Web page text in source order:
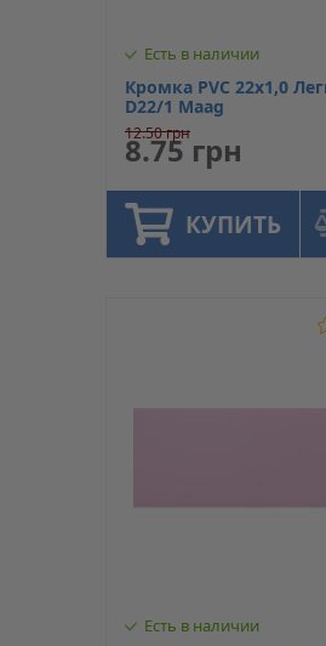
Есть в наличии
Кромка PVC 22х1,0
D22/1 Maag
12.50 грн
8.75 грн
КУПИТЬ
Есть в наличии